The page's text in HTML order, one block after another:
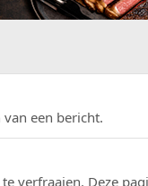
een bericht.
verfraaien. Deze